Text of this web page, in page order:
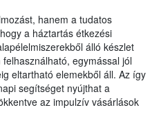
hanem a tudatos
a háztartás étkezési
álló készlet
egymással jól
eltartható elemekből áll. Az így
segítséget nyújthat a
az impulzív vásárlások